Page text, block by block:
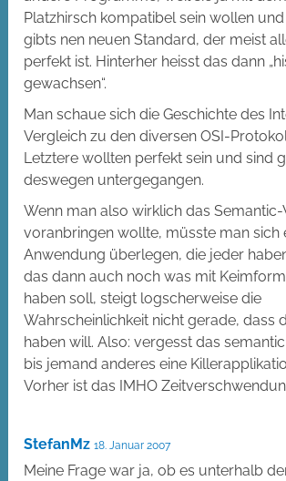
Platzhirsch kompatibel sein wollen
gibts nen neuen Standard, der meist
perfekt ist. Hinterher heisst das dann
gewachsen“.
Man schaue sich die Geschichte des
Vergleich zu den diversen OSI-
Letztere wollten perfekt sein und sind
deswegen untergegangen.
Wenn man also wirklich das
voranbringen wollte, müsste man sich
Anwendung überlegen, die jeder
das dann auch noch was mit
haben soll, steigt logscherweise die
Wahrscheinlichkeit nicht gerade, dass
haben will. Also: vergesst das
bis jemand anderes eine
Vorher ist das IMHO
StefanMz 18. Januar 2007
Meine Frage war ja, ob es unterhalb